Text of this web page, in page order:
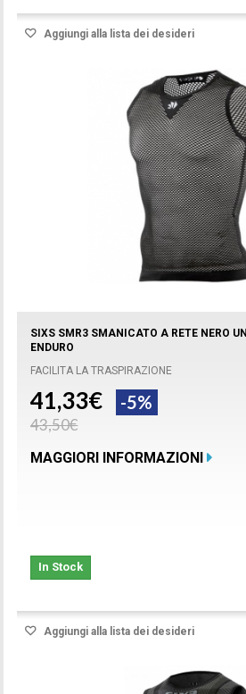
Aggiungi alla lista dei desideri
SIXS SMR3 SMANICATO A RETE NERO
ENDURO
FACILITA LA TRASPIRAZIONE
41,33€ -5%
43,50€
MAGGIORI INFORMAZIONI
In Stock
Aggiungi alla lista dei desideri